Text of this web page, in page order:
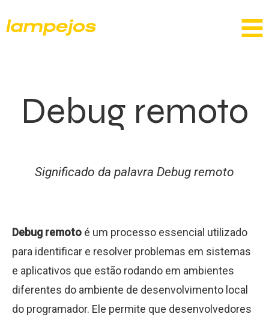
Debug remoto
Significado da palavra Debug remoto
Debug remoto é um processo essencial utilizado
para identificar e resolver problemas em sistemas
e aplicativos que estão rodando em ambientes
diferentes do ambiente de desenvolvimento local
do programador. Ele permite que desenvolvedores